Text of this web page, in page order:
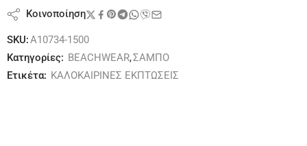
Κοινοποίηση
SKU:A10734-1500
Κατηγορίες: BEACHWEAR,ΣΑΜΠΟ
Ετικέτα: ΚΑΛΟΚΑΙΡΙΝΕΣ ΕΚΠΤΩΣΕΙΣ